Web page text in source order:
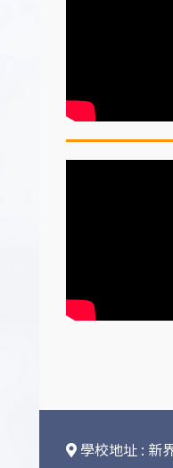
學校地址 : 新